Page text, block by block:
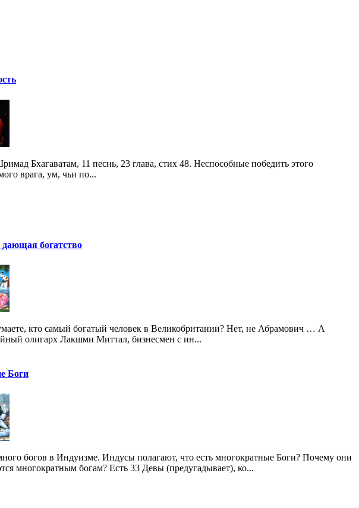
Бхагаватам, 11 песнь, 23 глава, стих 48. Неспособные победить этого
врага, ум, чьи по...
богатство
кто самый богатый человек в Великобритании? Нет, не Абрамович … А
олигарх Лакшми Миттал, бизнесмен с ин...
Боги
богов в Индуизме. Индусы полагают, что есть многократные Боги? Почему они
многократным богам? Есть 33 Девы (предугадывает), ко...